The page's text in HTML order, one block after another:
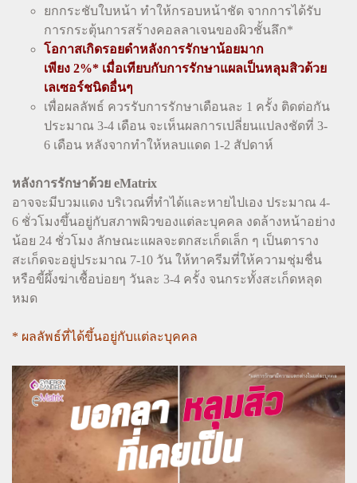
ยกกระชับใบหน้า ทำให้กรอบหน้าชัด จากการได้รับ
การกระตุ้นการสร้างคอลลาเจนของผิวชั้นลึก*
โอกาสเกิดรอยดำหลังการรักษาน้อยมาก
เพียง 2%* เมื่อเทียบกับการรักษาแผลเป็นหลุมสิวด้วย
เลเซอร์ชนิดอื่นๆ
เพื่อผลลัพธ์ ควรรับการรักษาเดือนละ 1 ครั้ง ติดต่อกัน
ประมาณ 3-4 เดือน จะเห็นผลการเปลี่ยนแปลงชัดที่ 3-
6 เดือน หลังจากทำให้หลบแดด 1-2 สัปดาห์
หลังการรักษาด้วย eMatrix
อาจจะมีบวมแดง บริเวณที่ทำได้และหายไปเอง ประมาณ 4-
6 ชั่วโมงขึ้นอยู่กับสภาพผิวของแต่ละบุคคล งดล้างหน้าอย่าง
น้อย 24 ชั่วโมง ลักษณะแผลจะตกสะเก็ดเล็ก ๆ เป็นตาราง
สะเก็ดจะอยู่ประมาณ 7-10 วัน ให้ทาครีมที่ให้ความชุ่มชื่น
หรือขี้ผึ้งฆ่าเชื้อบ่อยๆ วันละ 3-4 ครั้ง จนกระทั้งสะเก็ดหลุด
หมด
* ผลลัพธ์ที่ได้ขึ้นอยู่กับแต่ละบุคคล